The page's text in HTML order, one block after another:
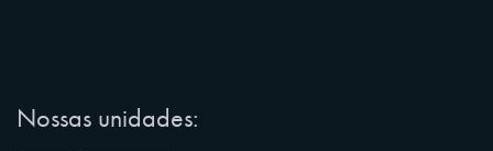
Nossas unidades: